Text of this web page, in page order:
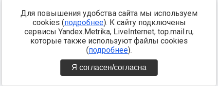
Для повышения удобства сайта мы используем
cookies (подробнее). К сайту подключены
сервисы Yandex.Metrika, LiveInternet, top.mail.ru,
которые также используют файлы cookies
(подробнее).
Я согласен/согласна